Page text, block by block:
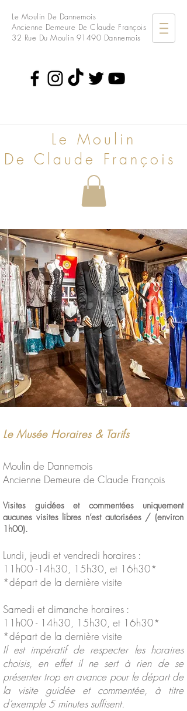
Le Moulin De Dannemois
Ancienne Demeure De Claude François
32 Rue Du Moulin 91490 Dannemois
Le Moulin
De Claude François
Le Musée Horaires & Tarifs
Moulin de Dannemois
Ancienne Demeure de Claude François
Visites guidées et commentées uniquement
aucunes visites libres n’est autorisées / (environ
1h00).
Lundi, jeudi et vendredi horaires :
11h00 -14h30, 15h30, et 16h30*
*départ de la dernière visite
Samedi et dimanche horaires :
11h00 - 14h30, 15h30, et 16h30*
*départ de la dernière visite
Il est impératif de respecter les horaires
choisis, en effet il ne sert à rien de se
présenter trop en avance pour le départ de
la visite guidée et commentée, à titre
d’exemple 5 minutes suffisent.